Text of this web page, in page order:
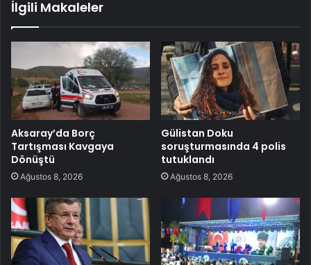
İlgili Makaleler
Aksaray’da Borç
Tartışması Kavgaya
Dönüştü
Ağustos 8, 2026
Gülistan Doku
soruşturmasında 4 polis
tutuklandı
Ağustos 8, 2026